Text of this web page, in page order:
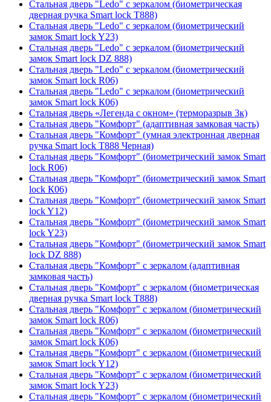
Стальная дверь "Ledo" с зеркалом (биометрическая
дверная ручка Smart lock T888)
Стальная дверь "Ledo" с зеркалом (биометрический
замок Smart lock Y23)
Стальная дверь "Ledo" с зеркалом (биометрический
замок Smart lock DZ 888)
Стальная дверь "Ledo" с зеркалом (биометрический
замок Smart lock R06)
Стальная дверь "Ledo" с зеркалом (биометрический
замок Smart lock К06)
Стальная дверь «Легенда с окном» (терморазрыв 3к)
Стальная дверь "Комфорт" (адаптивная замковая часть)
Стальная дверь "Комфорт" (умная электронная дверная
ручка Smart lock T888 Черная)
Стальная дверь "Комфорт" (биометрический замок Smart
lock R06)
Стальная дверь "Комфорт" (биометрический замок Smart
lock К06)
Стальная дверь "Комфорт" (биометрический замок Smart
lock Y12)
Стальная дверь "Комфорт" (биометрический замок Smart
lock Y23)
Стальная дверь "Комфорт" (биометрический замок Smart
lock DZ 888)
Стальная дверь "Комфорт" с зеркалом (адаптивная
замковая часть)
Стальная дверь "Комфорт" с зеркалом (биометрическая
дверная ручка Smart lock T888)
Стальная дверь "Комфорт" с зеркалом (биометрический
замок Smart lock R06)
Стальная дверь "Комфорт" с зеркалом (биометрический
замок Smart lock К06)
Стальная дверь "Комфорт" с зеркалом (биометрический
замок Smart lock Y12)
Стальная дверь "Комфорт" с зеркалом (биометрический
замок Smart lock Y23)
Стальная дверь "Комфорт" с зеркалом (биометрический